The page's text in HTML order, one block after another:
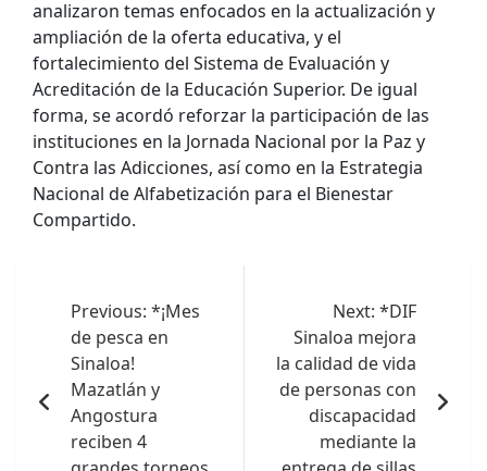
analizaron temas enfocados en la actualización y
ampliación de la oferta educativa, y el
fortalecimiento del Sistema de Evaluación y
Acreditación de la Educación Superior. De igual
forma, se acordó reforzar la participación de las
instituciones en la Jornada Nacional por la Paz y
Contra las Adicciones, así como en la Estrategia
Nacional de Alfabetización para el Bienestar
Compartido.
entradas
Previous: *¡Mes
de pesca en
Sinaloa!
Mazatlán y
Angostura
reciben 4
Next: *DIF
Sinaloa mejora
la calidad de vida
de personas con
discapacidad
mediante la